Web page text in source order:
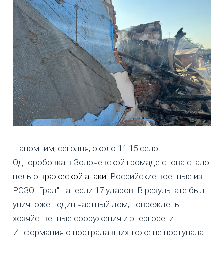
Напомним, сегодня, около 11:15 село
Одноробовка в Золочевской громаде снова стало
целью вражеской атаки . Российские военные из
РСЗО "Град" нанесли 17 ударов. В результате был
уничтожен один частный дом, повреждены
хозяйственные сооружения и энергосети.
Информация о пострадавших тоже не поступала.